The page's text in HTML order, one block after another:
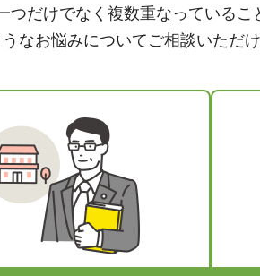
だけでなく複数重なっているこ
なお悩みについてご相談いただけ